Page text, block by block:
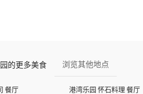
的更多美食 浏览其他地点
餐厅 港湾乐园 怀石料理 餐厅